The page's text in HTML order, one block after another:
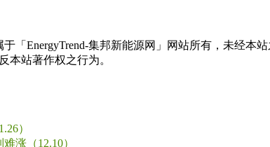
于「EnergyTrend-集邦新能源网」网站所有，未经
本站著作权之行为。
）
涨（12.10）